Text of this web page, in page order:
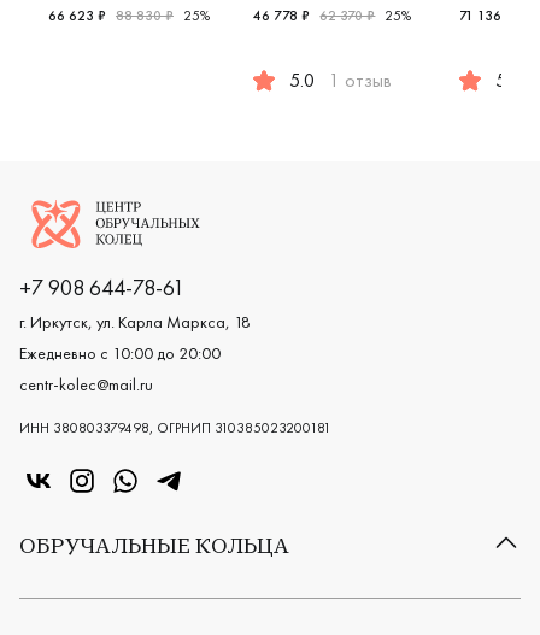
Женские, парные, красное золото 585 пробы,
66 623 ₽ 88 830 ₽ 25% 46 778 ₽ 62 370 ₽ 25%
5.0 1 отзыв
71 136 ₽
5.0
Логотип компании
+7 908 644-78-61
г. Иркутск, ул. Карла Маркса, 18
Ежедневно с 10:00 до 20:00
centr-kolec@mail.ru
ИНН 380803379498, ОГРНИП 310385023200181
«Центр колец» в VK
«Центр колец» в Instagram
«Центр колец» в Whatsapp
«Центр колец» в Telegram
ОБРУЧАЛЬНЫЕ КОЛЬЦА
Все обручальные кольца